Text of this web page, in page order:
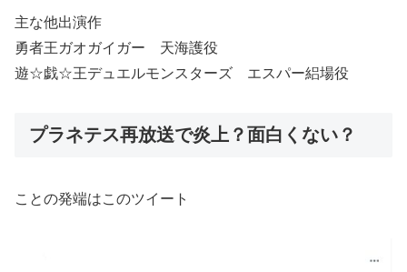
主な他出演作
勇者王ガオガイガー 天海護役
遊☆戯☆王デュエルモンスターズ エスパー絽場役
プラネテス再放送で炎上？面白くない？
ことの発端はこのツイート